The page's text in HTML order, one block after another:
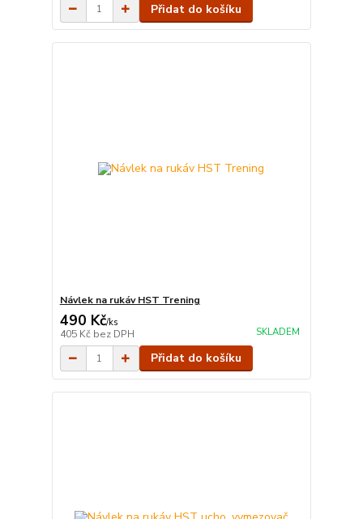
Přidat do košíku
Návlek na rukáv HST Trening
490 Kč/ks
405 Kč bez DPH SKLADEM
Přidat do košíku